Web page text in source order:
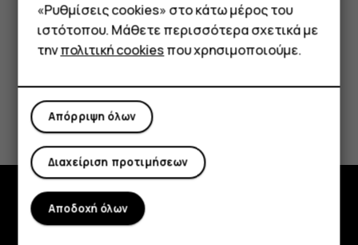
Tablet
Το βρήκατε χρήσιμο;
Ναι Όχι
Εξερευνήστε
«Ρυθμίσεις cookies» στο κάτω μέρος του
ιστότοπου. Μάθετε περισσότερα σχετικά με
τηνπολιτική cookiesπου χρησιμοποιούμε.
Απόρριψη όλων
Διαχείριση προτιμήσεων
Αποδοχή όλων